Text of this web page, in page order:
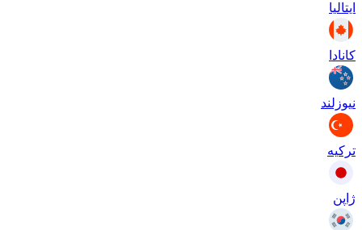
ایتالیا
کانادا
نیوزلند
ترکیه
ژاپن